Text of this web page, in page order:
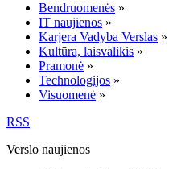
Bendruomenės »
IT naujienos »
Karjera Vadyba Verslas »
Kultūra, laisvalikis »
Pramonė »
Technologijos »
Visuomenė »
RSS
Verslo naujienos